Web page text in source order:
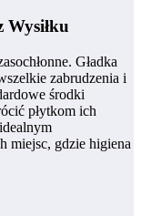
Wysiłku
Gładka
zabrudzenia i
środki
płytkom ich
miejsc, gdzie higiena